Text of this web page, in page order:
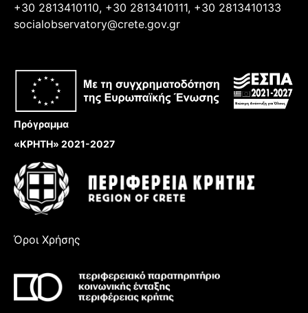
+30 2813410110, +30 2813410111, +30 2813410133
socialobservatory@crete.gov.gr
Πρόγραμμα
«ΚΡΗΤΗ» 2021-2027
Όροι Χρήσης